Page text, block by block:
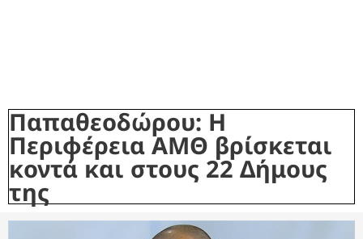
Παπαθεοδώρου: Η
Περιφέρεια ΑΜΘ βρίσκεται
κοντά και στους 22 Δήμους
της